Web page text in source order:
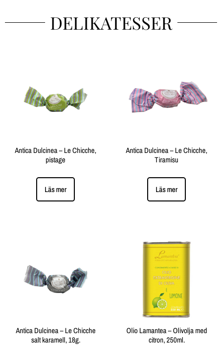
DELIKATESSER
Antica Dulcinea – Le Chicche,
pistage
Läs mer
Antica Dulcinea – Le Chicche,
Tiramisu
Läs mer
Antica Dulcinea – Le Chicche
salt karamell, 18g.
Olio Lamantea – Olivolja med
citron, 250ml.